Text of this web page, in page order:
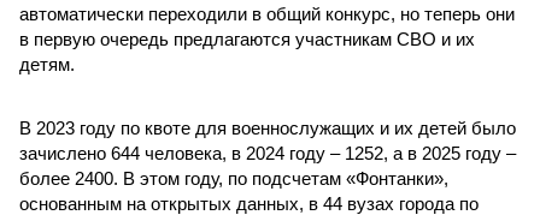
автоматически переходили в общий конкурс, но теперь они
в первую очередь предлагаются участникам СВО и их
детям.
В 2023 году по квоте для военнослужащих и их детей было
зачислено 644 человека, в 2024 году – 1252, а в 2025 году –
более 2400. В этом году, по подсчетам «Фонтанки»,
основанным на открытых данных, в 44 вузах города по